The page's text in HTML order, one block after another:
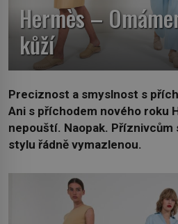
Hermès –
kůží
Preciznost a smyslnost s
Ani s příchodem nového roku
nepouští. Naopak. Příznivcům
stylu řádně vymazlenou.